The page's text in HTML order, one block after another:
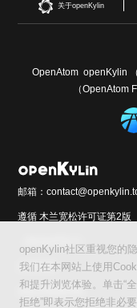
关于openKylin
OpenAtom openKylin
（OpenAtom
邮箱：
遵循 木兰宽松许可证第2版
（MulanPSL2）
友情链接：
光合开发者社区
openKylin社区重视您的
我们在本网站上使用
和提升浏览体验。单击“
拒绝”即表示您拒绝非必